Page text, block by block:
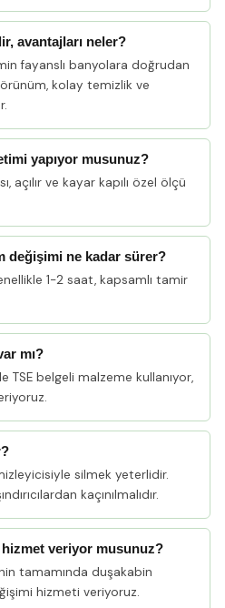
avantajları neler?
fayanslı banyolara doğrudan
kolay temizlik ve
yapıyor musunuz?
açılır ve kayar kapılı özel ölçü
değişimi ne kadar sürer?
1-2 saat, kapsamlı tamir
mı?
TSE belgeli malzeme kullanıyor,
silmek yeterlidir.
kaçınılmalıdır.
hizmet veriyor musunuz?
tamamında duşakabin
hizmeti veriyoruz.